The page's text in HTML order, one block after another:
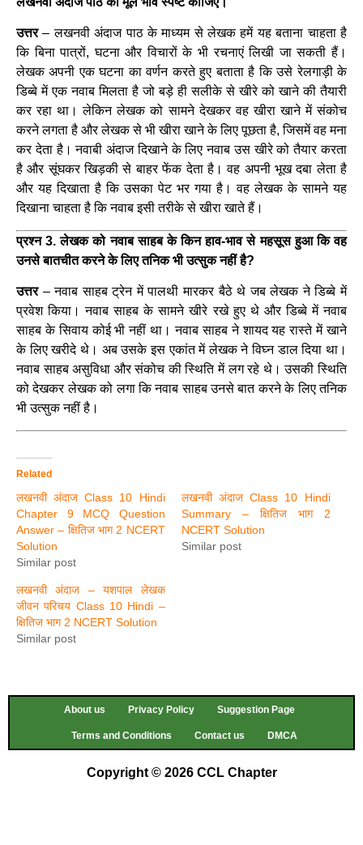
उत्तर– लखनवी अंदाज पाठ के माध्यम से लेखक हमें यह बताना चाहता है
कि बिना पात्रों, घटना और विचारों के भी रचनाएं लिखी जा सकती हैं।
लेखक अपनी एक घटना का वर्णन करते हुए बताता है कि उसे रेलगाड़ी के
डिब्बे में एक नवाब मिलता है जो बड़े ही सलीके से खीरे को खाने की तैयारी
कर रहा था। लेकिन लेखक को सामने देखकर वह खीरा खाने में संकोच
करने लगता है और लेखक से भी खीरा खाने के लिए पूछता है, जिसमें वह मना
कर देता है। नवाबी अंदाज दिखाने के लिए नवाब उस खीरे को तैयार करता
है और सूंघकर खिड़की से बाहर फेंक देता है। वह अपनी भूख दबा लेता है
और यह दिखाता है कि उसका पेट भर गया है। वह लेखक के सामने यह
दिखाना चाहता है कि नवाब इसी तरीके से खीरा खाते हैं।
प्रश्न 3. लेखक को नवाब साहब के किन हाव-भाव से महसूस हुआ कि वह
उनसे बातचीत करने के लिए तनिक भी उत्सुक नहीं है?
उत्तर– नवाब साहब ट्रेन में पालथी मारकर बैठे थे जब लेखक ने डिब्बे में
प्रवेश किया। नवाब साहब के सामने खीरे रखे हुए थे और डिब्बे में नवाब
साहब के सिवाय कोई भी नहीं था। नवाब साहब ने शायद यह रास्ते में खाने
के लिए खरीदे थे। अब उसके इस एकांत में लेखक ने विघ्न डाल दिया था।
नवाब साहब असुविधा और संकोच की स्थिति में लग रहे थे। उसकी स्थिति
को देखकर लेखक को लगा कि नवाब साहब उनसे बात करने के लिए तनिक
भी उत्सुक नहीं है।
Related
लखनवी अंदाज Class 10 Hindi
Chapter 9 MCQ Question
Answer – क्षितिज भाग 2 NCERT
Solution
Similar post
लखनवी अंदाज Class 10 Hindi
Summary – क्षितिज भाग 2
NCERT Solution
Similar post
लखनवी अंदाज – यशपाल लेखक
जीवन परिचय Class 10 Hindi –
क्षितिज भाग 2 NCERT Solution
Similar post
About us Privacy Policy Suggestion Page
Terms and Conditions Contact us DMCA
Copyright © 2026 CCL Chapter